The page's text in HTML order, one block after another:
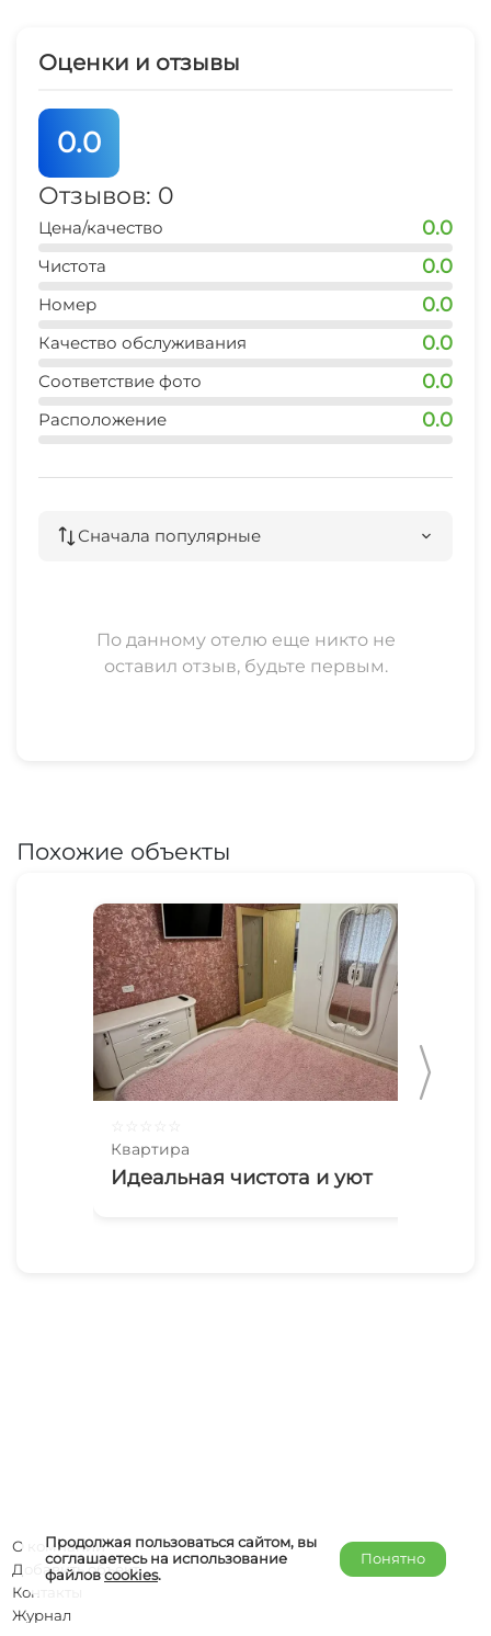
Оценки и отзывы
0.0
Отзывов: 0
Цена/качество 0.0
Чистота 0.0
Номер 0.0
Качество обслуживания 0.0
Соответствие фото 0.0
Расположение 0.0
Сначала популярные
По данному отелю еще никто не
оставил отзыв, будьте первым.
Похожие объекты
Квартира
Идеальная чистота и уют
Продолжая пользоваться сайтом, вы
соглашаетесь на использование
файловcookies.
Понятно
О компании
Добавить объект
Контакты
Журнал